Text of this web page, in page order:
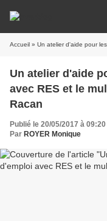
Accueil » Un atelier d'aide pour les
Un atelier d'aide
avec RES et le
Racan
Publié le 20/05/2017 à 09:20
Par ROYER Monique